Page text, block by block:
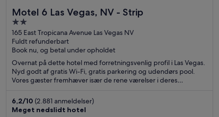
Motel 6 Las Vegas, NV - Strip
2
out
of
5
165 East Tropicana Avenue Las Vegas NV
Fuldt refunderbart
Book nu, og betal under opholdet
Overnat på dette hotel med forretningsvenlig profil i Las Vegas.
Nyd godt af gratis Wi-Fi, gratis parkering og udendørs pool.
Vores gæster fremhæver især de rene værelser i deres
og Casino at Luxor Las Vegas ligger i nærheden.
6,2/10 (2.881 anmeldelser)
Meget nedslidt hotel